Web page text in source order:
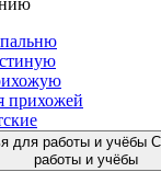
прихожей
Столы, стулья для
работы и учёбы